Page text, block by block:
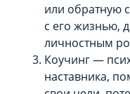
или обратную
с его жизнью,
личностным
Коучинг —
наставника,